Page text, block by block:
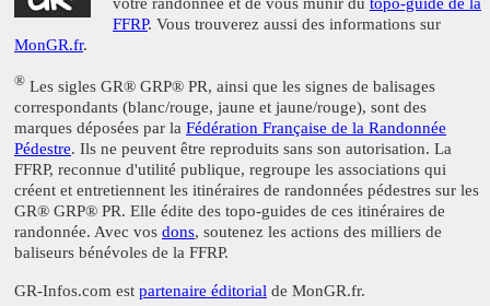
FFRP. Vous trouverez aussi des informations sur
MonGR.fr.
® Les sigles GR® GRP® PR, ainsi que les signes de balisages
correspondants (blanc/rouge, jaune et jaune/rouge), sont des
marques déposées par la Fédération Française de la Randonnée
Pédestre. Ils ne peuvent être reproduits sans son autorisation. La
FFRP, reconnue d'utilité publique, regroupe les associations qui
créent et entretiennent les itinéraires de randonnées pédestres sur les
GR® GRP® PR. Elle édite des topo-guides de ces itinéraires de
randonnée. Avec vos dons, soutenez les actions des milliers de
baliseurs bénévoles de la FFRP.
GR-Infos.com est partenaire éditorial de MonGR.fr.